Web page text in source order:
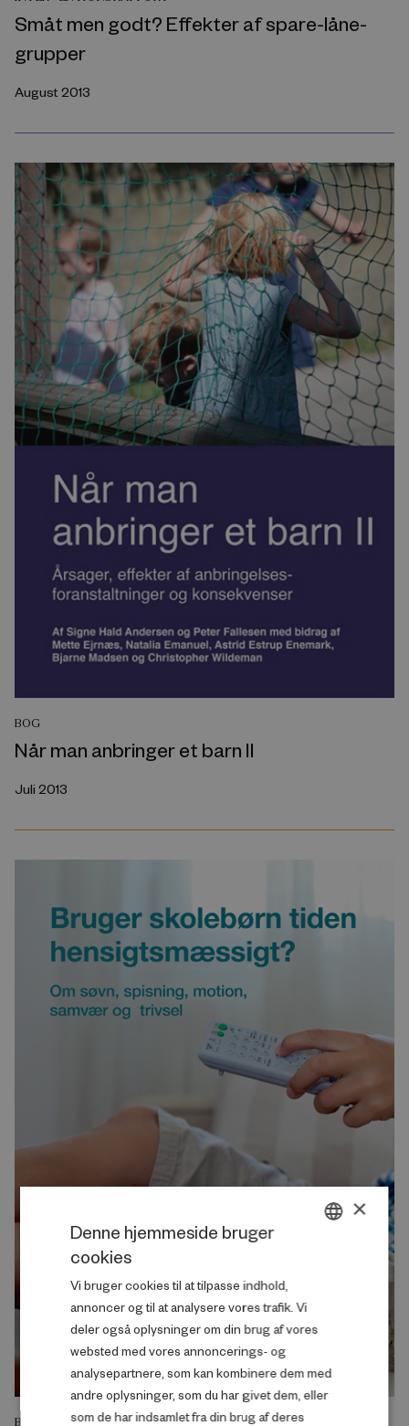
Småt men godt? Effekter af spare-låne-
grupper
August 2013
BOG
Når man anbringer et barn II
Juli 2013
BOG
×
Denne hjemmeside bruger
cookies
Vi bruger cookies til at tilpasse indhold,
annoncer og til at analysere vores trafik. Vi
deler også oplysninger om din brug af vores
websted med vores annoncerings- og
analysepartnere, som kan kombinere dem med
andre oplysninger, som du har givet dem, eller
som de har indsamlet fra din brug af deres